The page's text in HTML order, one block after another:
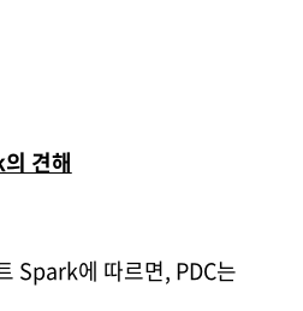
견해
Spark에 따르면, PDC는